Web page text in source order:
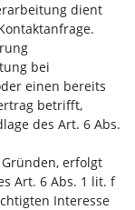
dient
bei
einen bereits
betrifft,
des Art. 6 Abs.
erfolgt
Art. 6 Abs. 1 lit. f
Interesse